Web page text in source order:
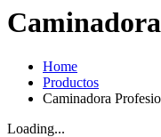
Home
Productos
Caminadora
Loading...